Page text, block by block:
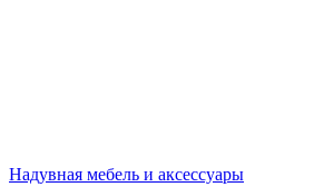
Надувная мебель и аксессуары